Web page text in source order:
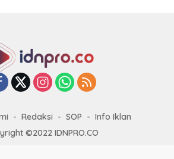
Redaksi SOP
Info Iklan
©2022 IDNPRO.CO